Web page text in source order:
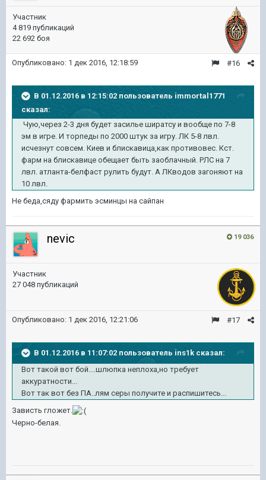
Участник
4 819 публикаций
22 692 боя
#16
Опубликовано: 1 дек 2016, 12:18:59
В 01.12.2016 в 12:15:02 пользователь immortal1771
сказал:
Чую,через 2-3 дня будет засилье ширатсу и вообще по 7-8
эм в игре. И торпеды по 2000 штук за игру. ЛК 5-8 лвл.
исчезнут совсем. Киев и блискавица,как противовес. Кст.
фарм на блискавице обещает быть заоблачный. РЛС на 7
лвл. атланта-белфаст рулить будут. А ЛКводов загоняют на
10 лвл.
Не беда,сяду фармить эсминцы на сайпан
19 036
nevic
Участник
27 048 публикаций
#17
Опубликовано: 1 дек 2016, 12:21:06
В 01.12.2016 в 11:07:02 пользователь ins1k сказал:
Вот такой вот бой....шлюпка неплоха,но требует
аккуратности...
Вот так вот без ПА..лям серы получите и распишитесь...
Зависть гложет.
Черно-белая.